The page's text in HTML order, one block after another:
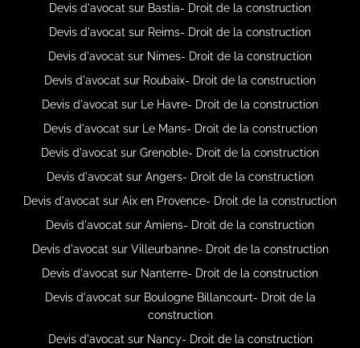
Devis d'avocat sur Bastia- Droit de la construction
Devis d'avocat sur Reims- Droit de la construction
Devis d'avocat sur Nimes- Droit de la construction
Devis d'avocat sur Roubaix- Droit de la construction
Devis d'avocat sur Le Havre- Droit de la construction
Devis d'avocat sur Le Mans- Droit de la construction
Devis d'avocat sur Grenoble- Droit de la construction
Devis d'avocat sur Angers- Droit de la construction
Devis d'avocat sur Aix en Provence- Droit de la construction
Devis d'avocat sur Amiens- Droit de la construction
Devis d'avocat sur Villeurbanne- Droit de la construction
Devis d'avocat sur Nanterre- Droit de la construction
Devis d'avocat sur Boulogne Billancourt- Droit de la
construction
Devis d'avocat sur Nancy- Droit de la construction